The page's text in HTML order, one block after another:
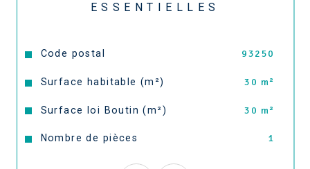
ESSENTIELLES
Caractéristiques Valeurs
Code postal 93250
Surface habitable (m²) 30 m²
Surface loi Boutin (m²) 30 m²
Nombre de pièces 1